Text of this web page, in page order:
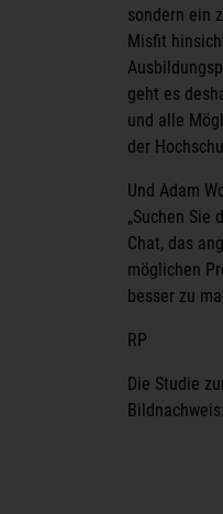
sondern ein
Misfit
geht es
und alle
der
Und Adam
„Suchen Sie
Chat, das
möglichen
besser zu
RP
Die Studie